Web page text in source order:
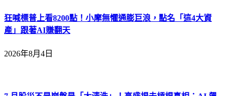
狂喊標普上看8200點！小摩無懼通膨巨浪，點名「這4大資
產」跟著AI賺翻天
2026年8月4日